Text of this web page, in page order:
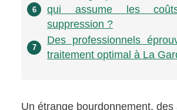
6
qui assume les
suppression ?
7
Des professionnels
traitement optimal à La
Un étrange bourdonnement, des